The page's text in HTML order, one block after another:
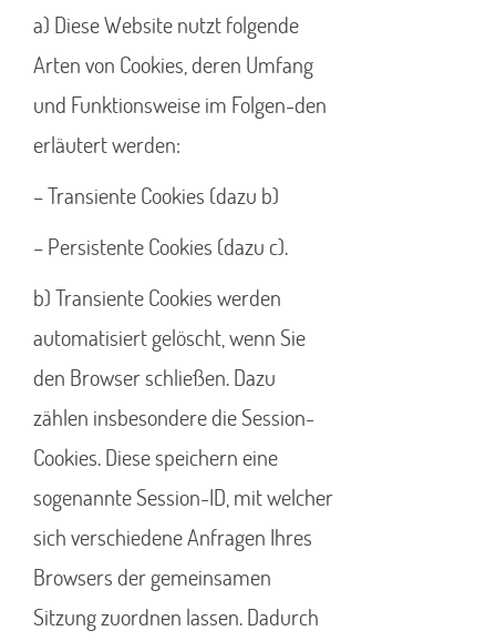
a) Diese Website nutzt folgende
Arten von Cookies, deren Umfang
und Funktionsweise im Folgen-den
erläutert werden:
– Transiente Cookies (dazu b)
– Persistente Cookies (dazu c).
b) Transiente Cookies werden
automatisiert gelöscht, wenn Sie
den Browser schließen. Dazu
zählen insbesondere die Session-
Cookies. Diese speichern eine
sogenannte Session-ID, mit welcher
sich verschiedene Anfragen Ihres
Browsers der gemeinsamen
Sitzung zuordnen lassen. Dadurch